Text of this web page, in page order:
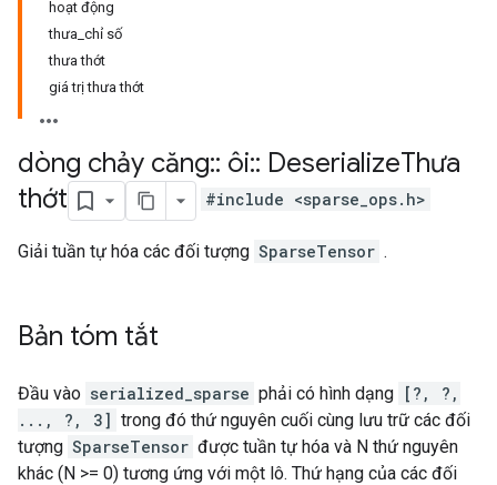
hoạt động
thưa_chỉ số
thưa thớt
giá trị thưa thớt
dòng chảy căng:: ôi:: DeserializeThưa
thớt
#include <sparse_ops.h>
Giải tuần tự hóa các đối tượng SparseTensor .
Bản tóm tắt
Đầu vào serialized_sparse phải có hình dạng [?, ?,
..., ?, 3] trong đó thứ nguyên cuối cùng lưu trữ các đối
tượng SparseTensor được tuần tự hóa và N thứ nguyên
khác (N >= 0) tương ứng với một lô. Thứ hạng của các đối